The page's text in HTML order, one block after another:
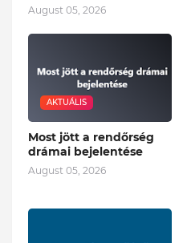
August 05, 2026
AKTUÁLIS
Most jött a rendőrség
drámai bejelentése
August 05, 2026